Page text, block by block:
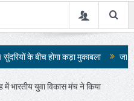
मुकाबला जापान में 7.1 तीव्रता के भूकंप
में भारतीय युवा विकास मंच ने किया